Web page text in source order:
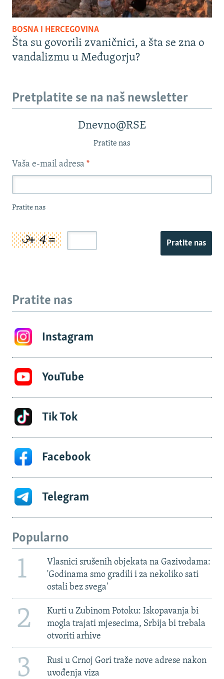
BOSNA I HERCEGOVINA
Šta su govorili zvaničnici, a šta se zna o
vandalizmu u Međugorju?
Pretplatite se na naš newsletter
Dnevno@RSE
Pratite nas
Vaša e-mail adresa *
Pratite nas
Pratite nas
Pratite nas
Instagram
YouTube
Tik Tok
Facebook
Telegram
Popularno
1
Vlasnici srušenih objekata na Gazivodama:
'Godinama smo gradili i za nekoliko sati
ostali bez svega'
2
Kurti u Zubinom Potoku: Iskopavanja bi
mogla trajati mjesecima, Srbija bi trebala
otvoriti arhive
3
Rusi u Crnoj Gori traže nove adrese nakon
uvođenja viza